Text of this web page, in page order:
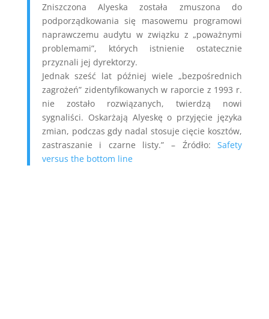
Zniszczona Alyeska została zmuszona do
podporządkowania się masowemu programowi
naprawczemu audytu w związku z „poważnymi
problemami”, których istnienie ostatecznie
przyznali jej dyrektorzy.
Jednak sześć lat później wiele „bezpośrednich
zagrożeń” zidentyfikowanych w raporcie z 1993 r.
nie zostało rozwiązanych, twierdzą nowi
sygnaliści. Oskarżają Alyeskę o przyjęcie języka
zmian, podczas gdy nadal stosuje cięcie kosztów,
zastraszanie i czarne listy.” – Źródło:Safety
versus the bottom line